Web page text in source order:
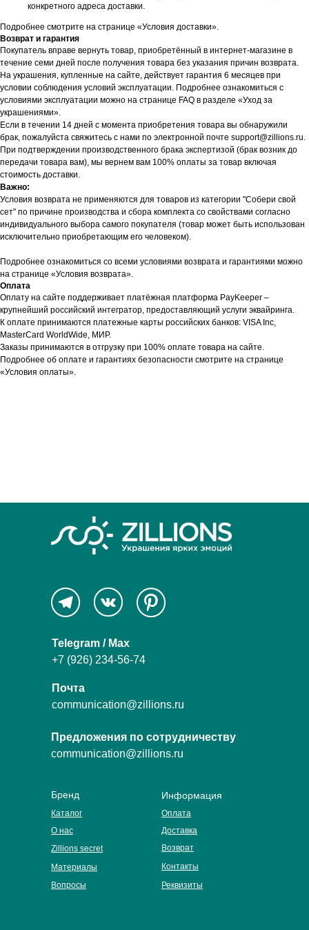
конкретного адреса доставки.
Подробнее смотрите на странице «Условия доставки».
Возврат и гарантия
Покупатель вправе вернуть товар, приобретённый в интернет-магазине в
течение семи дней после получения товара без указания причин возврата.
На украшения, купленные на сайте, действует гарантия 6 месяцев при
условии соблюдения условий эксплуатации. Подробнее ознакомиться с
условиями эксплуатации можно на странице FAQ в разделе «Уход за
украшениями».
Если в течении 14 дней с момента приобретения товара вы обнаружили
брак, пожалуйста свяжитесь с нами по электронной почте support@zillions.ru.
При подтверждении производственного брака экспертизой (брак возник до
передачи товара вам), мы вернем вам 100% оплаты за товар включая
стоимость доставки.
Важно:
Условия возврата не применяются для товаров из категории "Собери свой
сет" по причине производства и сбора комплекта со свойствами согласно
индивидуального выбора самого покупателя (товар может быть использован
исключительно приобретающим его человеком).
Подробнее ознакомиться со всеми условиями возврата и гарантиями можно
на странице «Условия возврата».
Оплата
Оплату на сайте поддерживает платёжная платформа PayKeeper –
крупнейший российский интегратор, предоставляющий услуги эквайринга.
К оплате принимаются платежные карты российских банков: VISA Inc,
MasterCard WorldWide, МИР.
Заказы принимаются в отгрузку при 100% оплате товара на сайте.
Подробнее об оплате и гарантиях безопасности смотрите на странице
«Условия оплаты».
Предложения по сотрудничеству
communication@zillions.ru
Почта
communication@zillions.ru
Контакты
Вопросы
Материалы
О нас
Zillions secret
Возврат
Доставка
Оплата
Реквизиты
Информация
Бренд
Каталог
Telegram / Max
+7 (926) 234-56-74